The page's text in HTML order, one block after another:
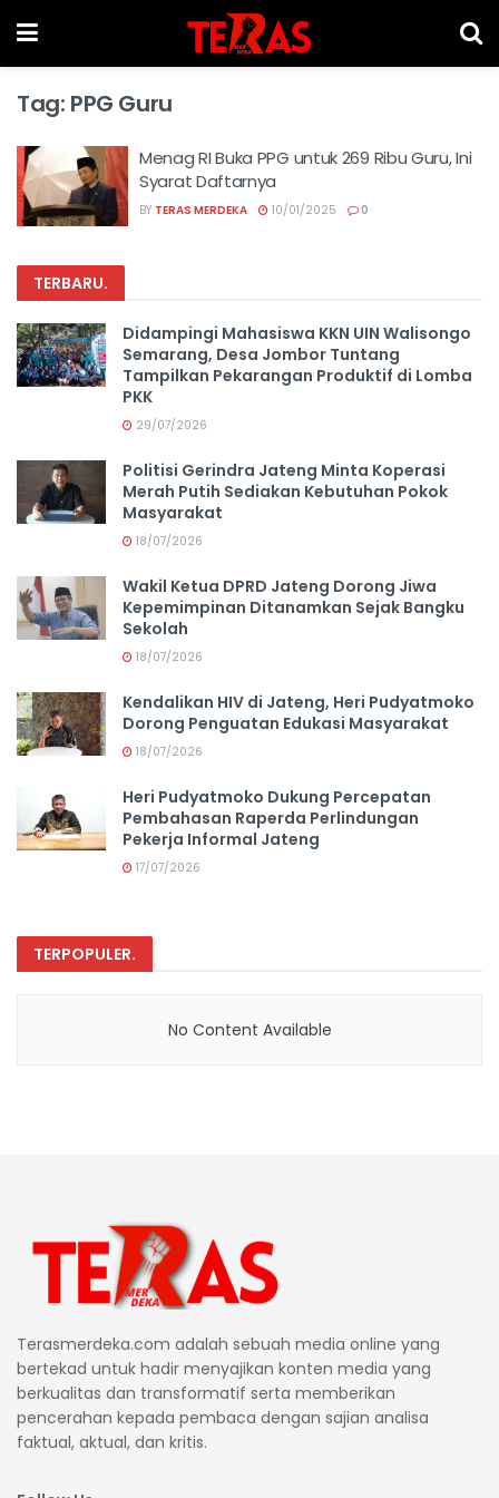
Tag: PPG Guru
Menag RI Buka PPG untuk 269 Ribu Guru, Ini
Syarat Daftarnya
BY TERAS MERDEKA 10/01/2025 0
TERBARU.
Didampingi Mahasiswa KKN UIN Walisongo
Semarang, Desa Jombor Tuntang
Tampilkan Pekarangan Produktif di Lomba
PKK
29/07/2026
Politisi Gerindra Jateng Minta Koperasi
Merah Putih Sediakan Kebutuhan Pokok
Masyarakat
18/07/2026
Wakil Ketua DPRD Jateng Dorong Jiwa
Kepemimpinan Ditanamkan Sejak Bangku
Sekolah
18/07/2026
Kendalikan HIV di Jateng, Heri Pudyatmoko
Dorong Penguatan Edukasi Masyarakat
18/07/2026
Heri Pudyatmoko Dukung Percepatan
Pembahasan Raperda Perlindungan
Pekerja Informal Jateng
17/07/2026
TERPOPULER.
No Content Available
Terasmerdeka.com adalah sebuah media online yang
bertekad untuk hadir menyajikan konten media yang
berkualitas dan transformatif serta memberikan
pencerahan kepada pembaca dengan sajian analisa
faktual, aktual, dan kritis.